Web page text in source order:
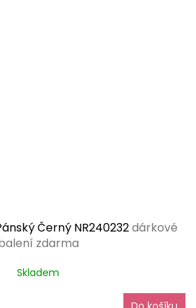
Černý NR240232dárkové
zdarma
Skladem